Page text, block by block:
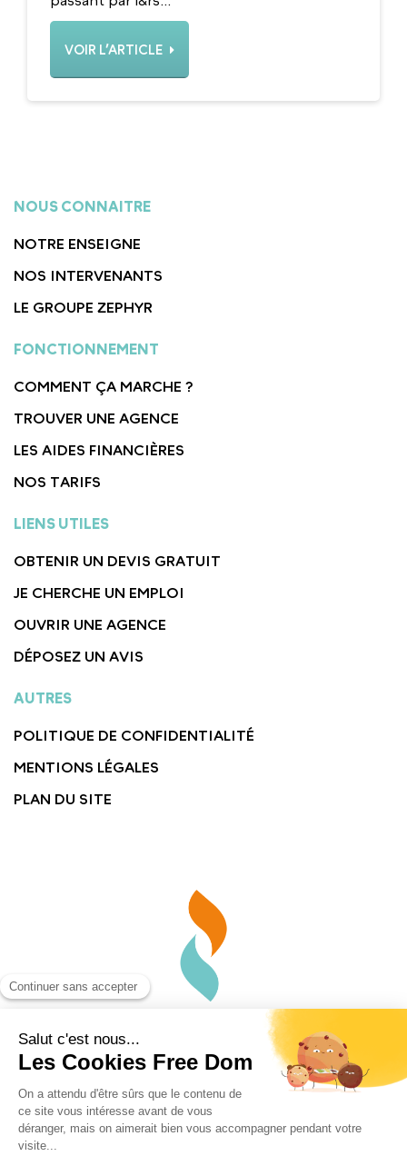
VOIR L’ARTICLE
NOUS CONNAITRE
NOTRE ENSEIGNE
NOS INTERVENANTS
LE GROUPE ZEPHYR
FONCTIONNEMENT
COMMENT ÇA MARCHE ?
TROUVER UNE AGENCE
LES AIDES FINANCIÈRES
NOS TARIFS
LIENS UTILES
OBTENIR UN DEVIS GRATUIT
JE CHERCHE UN EMPLOI
OUVRIR UNE AGENCE
DÉPOSEZ UN AVIS
AUTRES
POLITIQUE DE CONFIDENTIALITÉ
MENTIONS LÉGALES
PLAN DU SITE